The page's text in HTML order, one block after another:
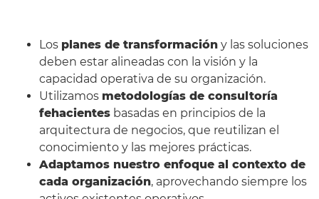
Los planes de transformación y las soluciones
deben estar alineadas con la visión y la
capacidad operativa de su organización.
Utilizamos metodologías de consultoría
fehacientes basadas en principios de la
arquitectura de negocios, que reutilizan el
conocimiento y las mejores prácticas.
Adaptamos nuestro enfoque al contexto de
cada organización, aprovechando siempre los